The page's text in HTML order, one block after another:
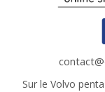
Sur le Volvo